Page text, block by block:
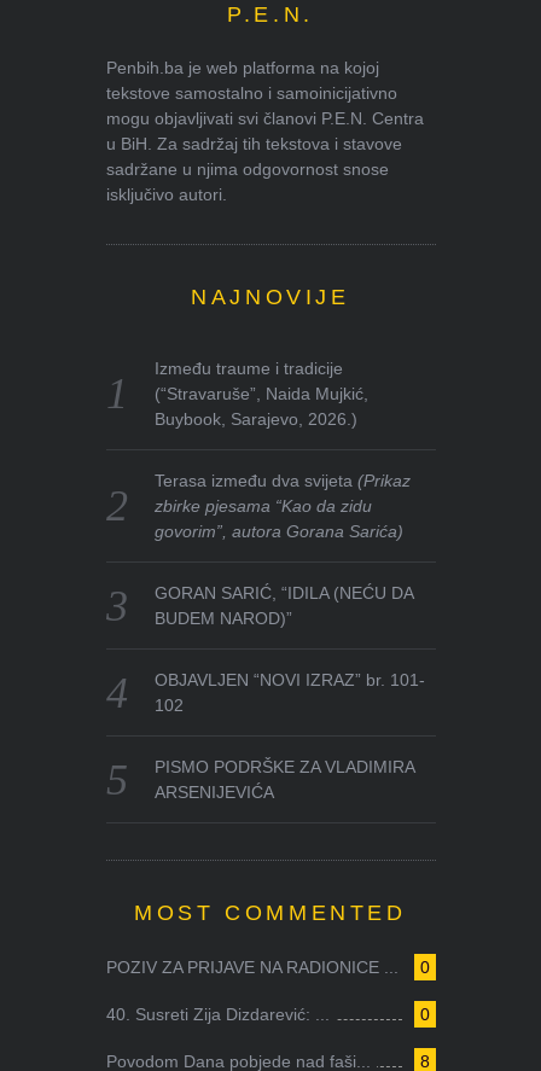
P.E.N.
Penbih.ba je web platforma na kojoj
tekstove samostalno i samoinicijativno
mogu objavljivati svi članovi P.E.N. Centra
u BiH. Za sadržaj tih tekstova i stavove
sadržane u njima odgovornost snose
isključivo autori.
NAJNOVIJE
Između traume i tradicije
(“Stravaruše”, Naida Mujkić,
Buybook, Sarajevo, 2026.)
Terasa između dva svijeta(Prikaz
zbirke pjesama “Kao da zidu
govorim”, autora Gorana Sarića)
GORAN SARIĆ, “IDILA (NEĆU DA
BUDEM NAROD)”
OBJAVLJEN “NOVI IZRAZ” br. 101-
102
PISMO PODRŠKE ZA VLADIMIRA
ARSENIJEVIĆA
MOST COMMENTED
0
POZIV ZA PRIJAVE NA RADIONICE ...
0
40. Susreti Zija Dizdarević: ...
8
Povodom Dana pobjede nad faši...